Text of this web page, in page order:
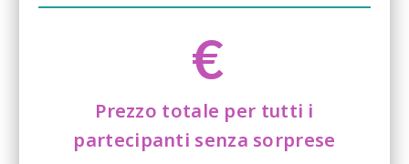
€
Prezzo totale per tutti i
partecipanti senza sorprese